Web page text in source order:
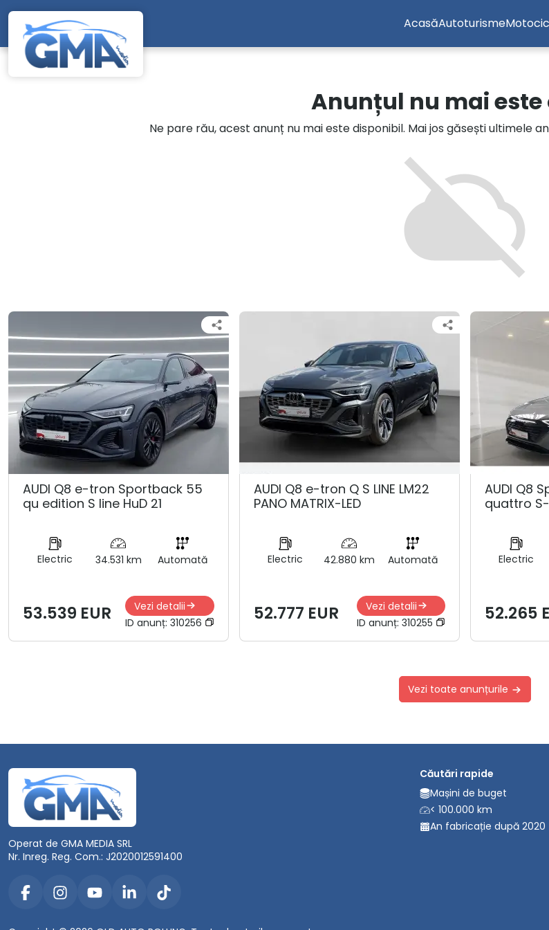
Mergi direct la conținutul principal
AcasăAutoturisme
Anunțul nu mai este
Ne pare rău, acest anunț nu mai este disponibil. Mai jos găsești ultimele
AUDI Q8 e-tron Sportback 55
qu edition S line HuD 21
Electric 34.531 km Automată
53.539 EUR
Vezi detalii
ID anunț: 310256
AUDI Q8 e-tron Q S LINE LM22
PANO MATRIX-LED
Electric 42.880 km Automată
52.777 EUR
Vezi detalii
ID anunț: 310255
AUDI Q8
quattro S-
Electric
52.265
Vezi toate anunțurile
Operat de GMA MEDIA SRL
Nr. Inreg. Reg. Com.: J2020012591400
Căutări rapide
Mașini de buget
< 100.000 km
An fabricație după 2020